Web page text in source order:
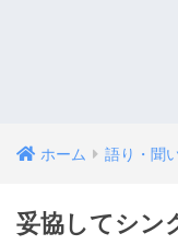
ホーム 語り・聞
妥協してシン